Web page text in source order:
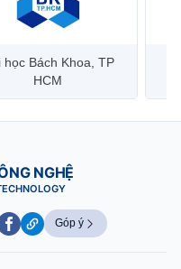
học Bách Khoa, TP
HCM
NGHỆ
Góp ý